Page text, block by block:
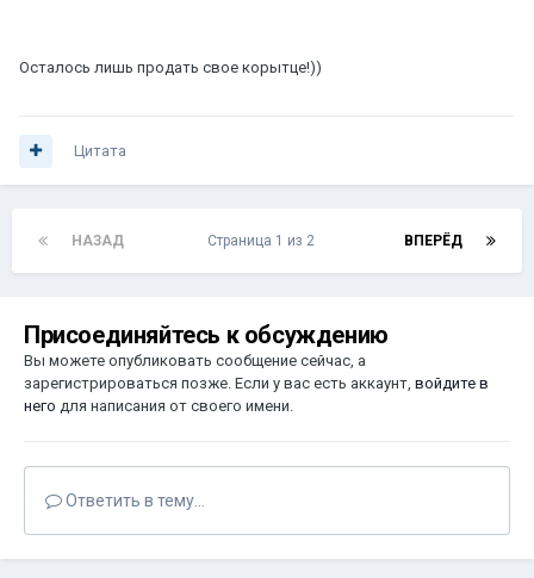
Осталось лишь продать свое корытце!))
Цитата
НАЗАД ВПЕРЁД
Страница 1 из 2
Присоединяйтесь к обсуждению
Вы можете опубликовать сообщение сейчас, а
зарегистрироваться позже. Если у вас есть аккаунт, войдите в
него для написания от своего имени.
Ответить в тему...